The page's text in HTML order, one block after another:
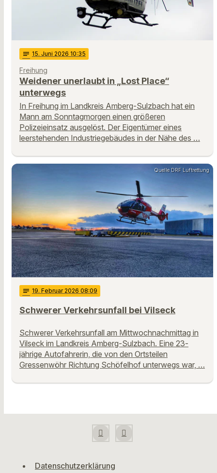
notes 15. Juni 2026 10:35
Freihung
Weidener unerlaubt in „Lost Place“
unterwegs
In Freihung im Landkreis Amberg-Sulzbach hat ein
Mann am Sonntagmorgen einen größeren
Polizeieinsatz ausgelöst. Der Eigentümer eines
leerstehenden Industriegebäudes in der Nähe des …
Quelle DRF Luftrettung
notes 19. Februar 2026 08:09
Schwerer Verkehrsunfall bei Vilseck
Schwerer Verkehrsunfall am Mittwochnachmittag in
Vilseck im Landkreis Amberg-Sulzbach. Eine 23-
jährige Autofahrerin, die von den Ortsteilen
Gressenwöhr Richtung Schöfelhof unterwegs war, …
Datenschutzerklärung